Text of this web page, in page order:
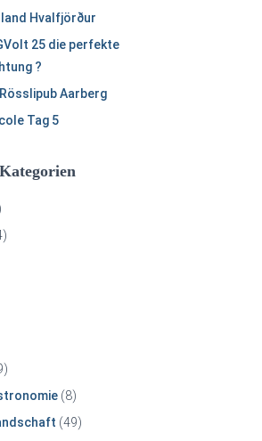
Hvalfjörður
25 die perfekte
?
Aarberg
Tag 5
(8)
(49)